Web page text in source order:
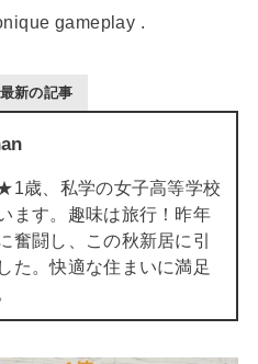
gameplay .
最新の記事
歳、私学の女子高等学校
ます。趣味は旅行！昨年
奮闘し、この秋新居に引
た。快適な住まいに満足